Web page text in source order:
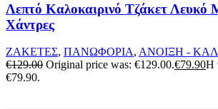
Λεπτό Καλοκαιρινό Τζάκετ Λευκό
Χάντρες
ΖΑΚΕΤΕΣ, ΠΑΝΩΦΟΡΙΑ, ΑΝΟΙΞΗ -
€129.00 Original price was: €129.00.€79.90Η
€79.90.